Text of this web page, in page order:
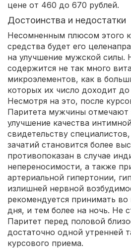
цене от 460 до 670 рублей.
Достоинства и недостатки
Несомненным плюсом этого
средства будет его
на улучшение мужской силы.
содержится не так много
микроэлементов, как в
которых их число доходит до
Несмотря на это, после
Паритета мужчины отмечают
улучшение качества
свидетельству
зачатий становится более
противопоказан в случае
непереносимости, а также
артериальной гипертонии,
излишней нервной
рекомендуется принимать
дня, и тем более на ночь. Не
Паритет перед половой
достаточно одной утренней
курсового приема.